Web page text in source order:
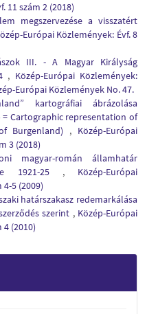
11 szám 2 (2018)
megszervezése a visszatért
Európai Közlemények: Évf. 8
III. - A Magyar Királyság
, Közép-Európai Közlemények:
Európai Közlemények No. 47.
kartográfiai ábrázolása
Cartographic representation of
Burgenland) , Közép-Európai
3 (2018)
magyar-román államhatár
1921-25 , Közép-Európai
4-5 (2009)
határszakasz redemarkálása
szerint , Közép-Európai
4 (2010)